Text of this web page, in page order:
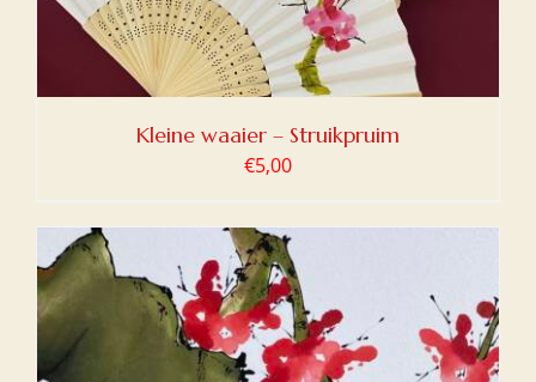
Kleine waaier – Struikpruim
€5,00